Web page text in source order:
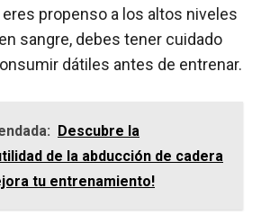
propenso a los altos niveles
sangre, debes tener cuidado
dátiles antes de entrenar.
Descubre la
de la abducción de cadera
tu entrenamiento!